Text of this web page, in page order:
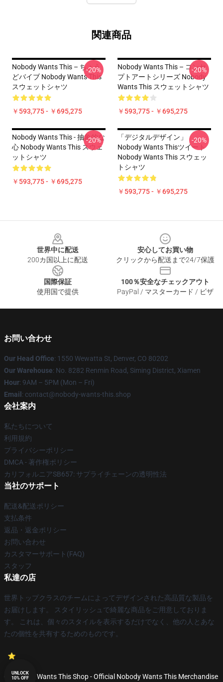
関連商品
Nobody Wants This – ちょう
どバイブ Nobody Wants This
スウェットシャツ
￥593,775 - ￥695,275
-20%
Nobody Wants This – コンセ
プトアートシリーズ Nobody
Wants This スウェットシャツ
￥593,775 - ￥695,275
-20%
Nobody Wants This - 抽象的な
心 Nobody Wants This スウェ
ットシャツ
￥593,775 - ￥695,275
-20%
「デジタルデザイン」
Nobody Wants Thisツイート
Nobody Wants This スウェッ
トシャツ
￥593,775 - ￥695,275
-20%
世界中に配送
200カ国以上に配送
安心してお買い物
クリックから配送まで24/7保護
国際保証
使用国で提供
100％安全なチェックアウト
PayPal / マスターカード / ビザ
お問い合わせ
Our Head Office: 1550 Wewatta St, Denver, CO 80202
Our Warehouse: No. 8282 Renmin Road, Siming District, Xiamen
Hour: 9AM – 5PM (Mon – Fri)
Email : contact@nobody-wants-this.shop
会社案内
私たちについて
利用規約
プライバシーポリシー
DMCA - 著作権ポリシー
カリフォルニアSB657: サプライチェーンの透明性法
当社のサポート
配送&配送ポリシー
支払条件
返品・返金ポリシー
お問い合わせ
カスタマーサポート(FAQ)
スタッフ
私達の店
世界トップクラスのチームによってデザインされた高品質な製品を
お届けします。 スタイリッシュで綺麗な商品をご用意しておりま
す。 これは、個々のスタイルを表示するだけでなく、他の人とあな
たの個性を共有するためのものです。
© Nobody Wants This Shop - Official Nobody Wants This Merchandise
UNLOCK
10% OFF